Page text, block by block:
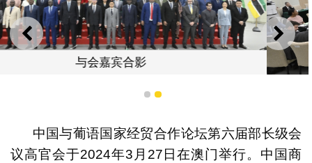
上一则 下一
1 2
中国与葡语国家经贸合作论坛第六届部长级会
议高官会于2024年3月27日在澳门举行。中国商